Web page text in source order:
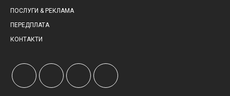
ПОСЛУГИ & РЕКЛАМА
ПЕРЕДПЛАТА
КОНТАКТИ